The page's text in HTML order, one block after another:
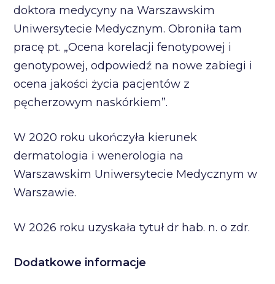
doktora medycyny na Warszawskim
Uniwersytecie Medycznym. Obroniła tam
pracę pt. „Ocena korelacji fenotypowej i
genotypowej, odpowiedź na nowe zabiegi i
ocena jakości życia pacjentów z
pęcherzowym naskórkiem”.
W 2020 roku ukończyła kierunek
dermatologia i wenerologia na
Warszawskim Uniwersytecie Medycznym w
Warszawie.
W 2026 roku uzyskała tytuł dr hab. n. o zdr.
Dodatkowe informacje